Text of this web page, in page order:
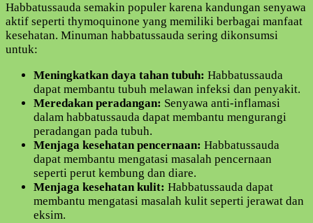
Habbatussauda semakin populer karena kandungan senyawa
aktif seperti thymoquinone yang memiliki berbagai manfaat
kesehatan. Minuman habbatussauda sering dikonsumsi
untuk:
Meningkatkan daya tahan tubuh: Habbatussauda
dapat membantu tubuh melawan infeksi dan penyakit.
Meredakan peradangan: Senyawa anti-inflamasi
dalam habbatussauda dapat membantu mengurangi
peradangan pada tubuh.
Menjaga kesehatan pencernaan: Habbatussauda
dapat membantu mengatasi masalah pencernaan
seperti perut kembung dan diare.
Menjaga kesehatan kulit: Habbatussauda dapat
membantu mengatasi masalah kulit seperti jerawat dan
eksim.